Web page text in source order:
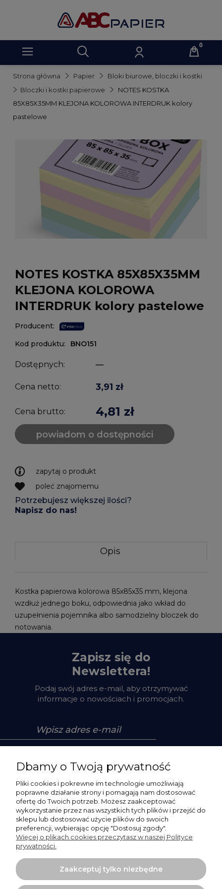
Strona główna Papier
Bloki biurowe, bloczki i kostki
Bloczki i kostki papierowe
NOTES KOSTKA
85X85X35MM KLEJONA KOLOROWA INTERDRUK kolory
pastelowe
NOTES KOSTKA 85X85X35MM
KLEJONA KOLOROWA
INTERDRUK kolory pastelowe
Producent:
Kod produktu: BNO151
Dostępnych: —
Cena netto: 3,91 zł
Cena brutto: 4,81 zł
powiadom o dostępności
zapytaj o produkt
poleć znajomemu
Potrzebujesz większej ilości?
Napisz do nas!
Opis
Kostka papierowa kolorowa 85x85x35 mm, klejona
wzdłuż jednego boku, odpowiednia jako wkład do
uzupełnienia pojemnika albo samodzielny bloczek do
notowania.
Zapisz się do
Newslettera!
Podaj swój adres e-mail, aby otrzymywać
informacje o nowościach i promocjach.
Pomoc
Moje konto
Płatności i dostawa
O nas
Dbamy o Twoją prywatność
Pliki cookies i pokrewne im technologie umożliwiają
poprawne działanie strony i pomagają nam dostosować
ofertę do Twoich potrzeb. Możesz zaakceptować
wykorzystanie przez nas wszystkich tych plików i przejść do
sklepu lub dostosować użycie plików do swoich
preferencji, wybierając opcję "Dostosuj zgody".
Więcej o plikach cookies przeczytasz w naszej Polityce
prywatności.
Zaakceptuj tylko niezbędne